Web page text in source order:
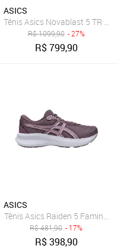
- Preto/Rosa
ASICS
Tênis Asics Novablast 5 TR
R$1099,90 - 27%
R$799,90
ASICS
Tênis Asics Raiden 5 Faminino
R$481,90 - 17%
R$398,90